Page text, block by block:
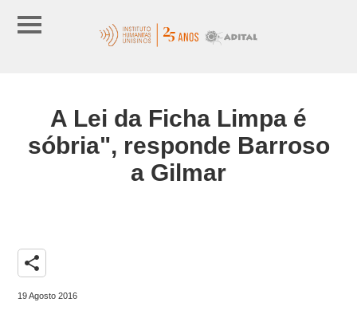
A Lei da Ficha Limpa é
sóbria", responde Barroso
a Gilmar
share
19 Agosto 2016